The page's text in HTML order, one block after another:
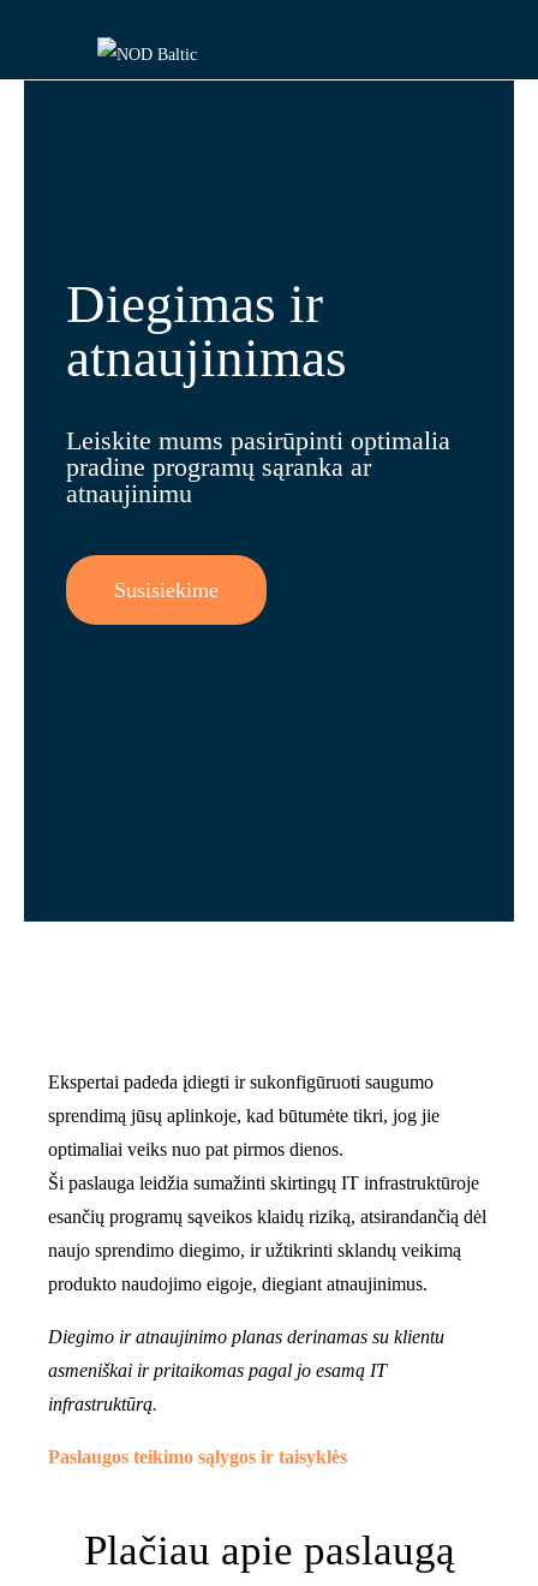
Diegimas ir
atnaujinimas
Leiskite mums pasirūpinti optimalia
pradine programų sąranka ar
atnaujinimu
Susisiekime
Ekspertai padeda įdiegti ir sukonfigūruoti saugumo
sprendimą jūsų aplinkoje, kad būtumėte tikri, jog jie
optimaliai veiks nuo pat pirmos dienos.
Ši paslauga leidžia sumažinti skirtingų IT infrastruktūroje
esančių programų sąveikos klaidų riziką, atsirandančią dėl
naujo sprendimo diegimo, ir užtikrinti sklandų veikimą
produkto naudojimo eigoje, diegiant atnaujinimus.
Diegimo ir atnaujinimo planas derinamas su klientu
asmeniškai ir pritaikomas pagal jo esamą IT
infrastruktūrą.
Paslaugos teikimo sąlygos ir taisyklės
Plačiau apie paslaugą